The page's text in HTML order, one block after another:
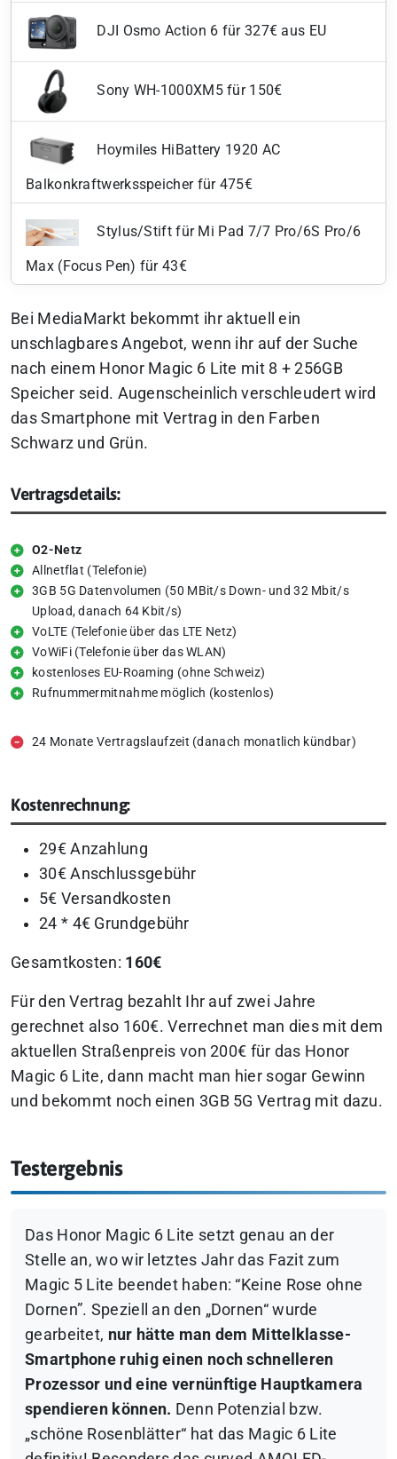
DJI Osmo Action 6 für 327€ aus EU
Sony WH-1000XM5 für 150€
Hoymiles HiBattery 1920 AC
Balkonkraftwerksspeicher für 475€
Stylus/Stift für Mi Pad 7/7 Pro/6S Pro/6
Max (Focus Pen) für 43€
Bei MediaMarkt bekommt ihr aktuell ein
unschlagbares Angebot, wenn ihr auf der Suche
nach einem Honor Magic 6 Lite mit 8 + 256GB
Speicher seid. Augenscheinlich verschleudert wird
das Smartphone mit Vertrag in den Farben
Schwarz und Grün.
Vertragsdetails:
O2-Netz
Allnetflat (Telefonie)
3GB 5G Datenvolumen (50 MBit/s Down- und 32 Mbit/s
Upload, danach 64 Kbit/s)
VoLTE (Telefonie über das LTE Netz)
VoWiFi (Telefonie über das WLAN)
kostenloses EU-Roaming (ohne Schweiz)
Rufnummermitnahme möglich (kostenlos)
24 Monate Vertragslaufzeit (danach monatlich kündbar)
Kostenrechnung:
29€ Anzahlung
30€ Anschlussgebühr
5€ Versandkosten
24 * 4€ Grundgebühr
Gesamtkosten: 160€
Für den Vertrag bezahlt Ihr auf zwei Jahre
gerechnet also 160€. Verrechnet man dies mit dem
aktuellen Straßenpreis von 200€ für das Honor
Magic 6 Lite, dann macht man hier sogar Gewinn
und bekommt noch einen 3GB 5G Vertrag mit dazu.
Testergebnis
Das Honor Magic 6 Lite setzt genau an der
Stelle an, wo wir letztes Jahr das Fazit zum
Magic 5 Lite beendet haben: “Keine Rose ohne
Dornen”. Speziell an den „Dornen“ wurde
gearbeitet, nur hätte man dem Mittelklasse-
Smartphone ruhig einen noch schnelleren
Prozessor und eine vernünftige Hauptkamera
spendieren können. Denn Potenzial bzw.
„schöne Rosenblätter“ hat das Magic 6 Lite